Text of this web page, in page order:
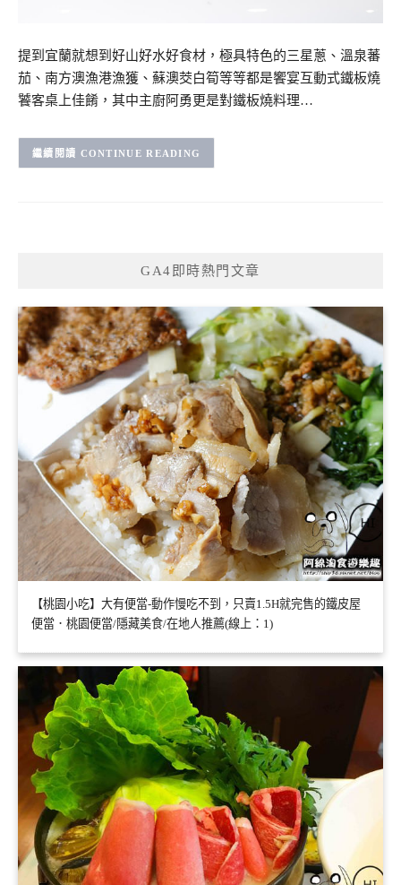
提到宜蘭就想到好山好水好食材，極具特色的三星蔥、溫泉蕃
茄、南方澳漁港漁獲、蘇澳茭白筍等等都是饗宴互動式鐵板燒
饕客桌上佳餚，其中主廚阿勇更是對鐵板燒料理…
CONTINUE READING
GA4即時熱門文章
【桃園小吃】大有便當-動作慢吃不到，只賣1.5H就完售的鐵皮屋
便當．桃園便當/隱藏美食/在地人推薦(線上：1)